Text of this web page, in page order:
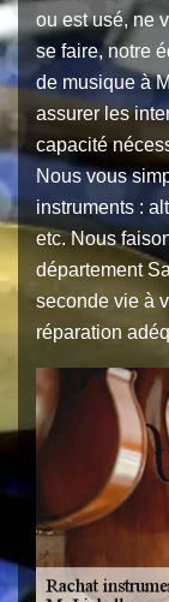
ou est usé, ne
se faire, notre
de musique à
assurer les
capacité
Nous vous
instruments :
etc. Nous
département
seconde vie à
réparation